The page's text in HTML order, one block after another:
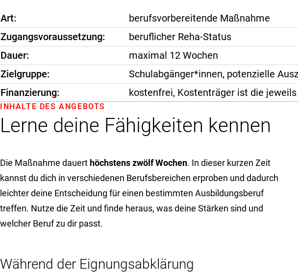
Art
berufsvorbereitende Maßnahme
Zugangsvoraussetzung
beruflicher Reha-Status
Dauer
maximal 12 Wochen
Zielgruppe
Schulabgänger*innen, potenzielle
Finanzierung
kostenfrei, Kostenträger ist die
Lerne deine Fähigkeiten kennen
INHALTE DES ANGEBOTS
Die Maßnahme dauert höchstens zwölf Wochen. In dieser kurzen Zeit
kannst du dich in verschiedenen Berufsbereichen erproben und dadurch
leichter deine Entscheidung für einen bestimmten Ausbildungsberuf
treffen. Nutze die Zeit und finde heraus, was deine Stärken sind und
welcher Beruf zu dir passt.
Während der Eignungsabklärung